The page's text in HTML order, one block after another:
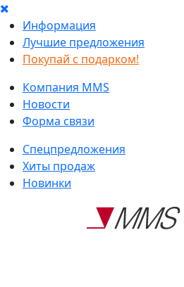
Информация
Лучшие предложения
Покупай с подарком!
Компания MMS
Новости
Форма связи
Спецпредложения
Хиты продаж
Новинки